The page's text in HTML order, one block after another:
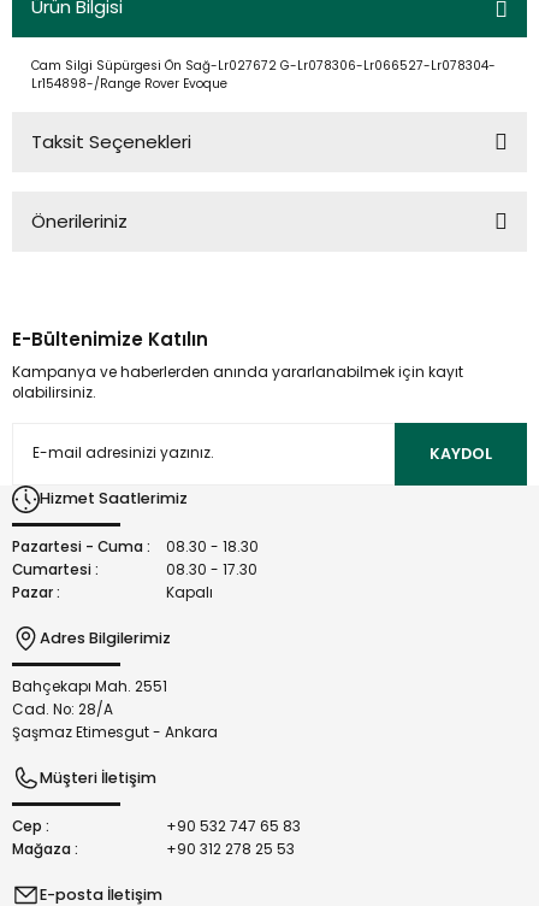
Ürün Bilgisi
Cam Silgi Süpürgesi Ön Sağ-Lr027672 G-Lr078306-Lr066527-Lr078304-
Lr154898-/Range Rover Evoque
Taksit Seçenekleri
Önerileriniz
kullanarak tarafımıza iletebilirsiniz.
Görüş ve önerileriniz için teşekkür ederiz.
Ürün açıklamasında eksik bilgiler bulunuyor.
Bu ürüne benzer farklı alternatifler olmalı.
E-Bültenimize Katılın
Kampanya ve haberlerden anında yararlanabilmek için kayıt
olabilirsiniz.
KAYDOL
Hizmet Saatlerimiz
Pazartesi - Cuma :
08.30 - 18.30
Cumartesi :
08.30 - 17.30
Pazar :
Kapalı
Adres Bilgilerimiz
Bahçekapı Mah. 2551
Cad. No: 28/A
Şaşmaz Etimesgut - Ankara
Müşteri İletişim
Cep :
+90 532 747 65 83
Mağaza :
+90 312 278 25 53
E-posta İletişim